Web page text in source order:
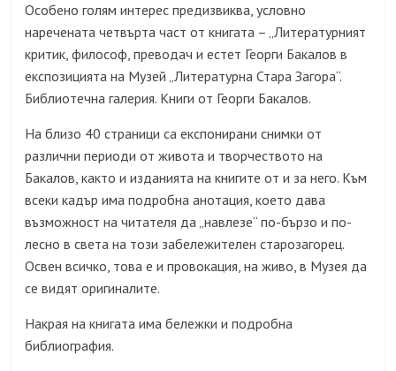
Особено голям интерес предизвиква, условно
наречената четвърта част от книгата – „Литературният
критик, философ, преводач и естет Георги Бакалов в
експозицията на Музей „Литературна Стара Загора“.
Библиотечна галерия. Книги от Георги Бакалов.
На близо 40 страници са експонирани снимки от
различни периоди от живота и творчеството на
Бакалов, както и изданията на книгите от и за него. Към
всеки кадър има подробна анотация, което дава
възможност на читателя да „навлезе“ по-бързо и по-
лесно в света на този забележителен старозагорец.
Освен всичко, това е и провокация, на живо, в Музея да
се видят оригиналите.
Накрая на книгата има бележки и подробна
библиография.